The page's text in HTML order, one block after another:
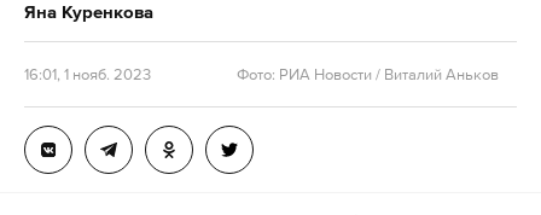
Яна Куренкова
16:01, 1 нояб. 2023 Фото: РИА Новости / Виталий Аньков